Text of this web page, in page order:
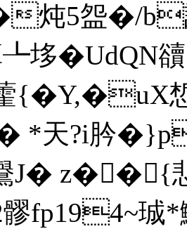
炖5盌�/b謟
�UdQN豄
*天?i肣
J� z��{
髎fp194~珹